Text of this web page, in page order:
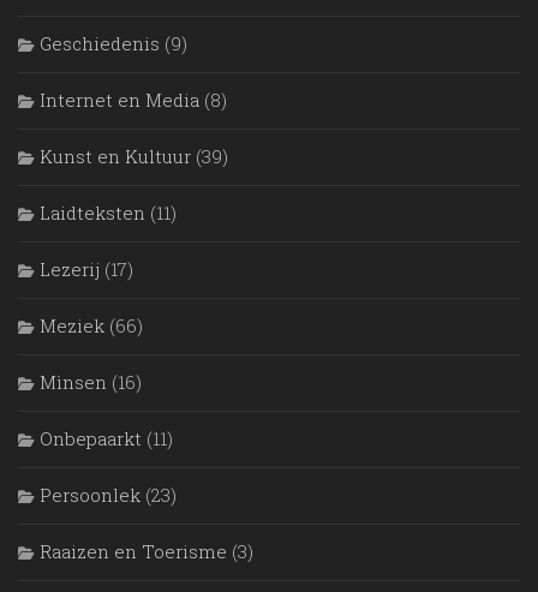
Geschiedenis (9)
Internet en Media (8)
Kunst en Kultuur (39)
Laidteksten (11)
Lezerij (17)
Meziek (66)
Mìnsen (16)
Onbepaarkt (11)
Persoonlek (23)
Raaizen en Toerisme (3)